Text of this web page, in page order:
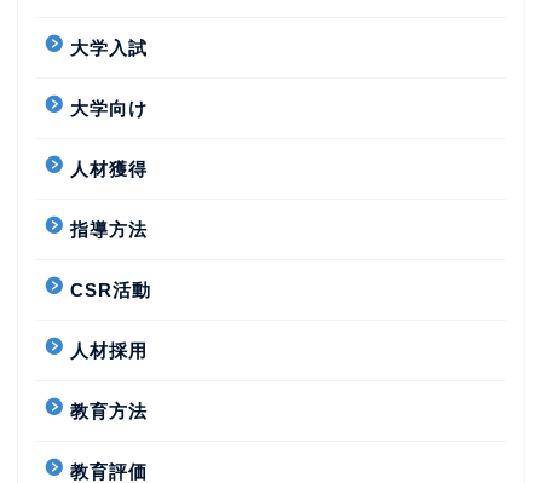
大学入試
大学向け
人材獲得
指導方法
CSR活動
人材採用
教育方法
教育評価